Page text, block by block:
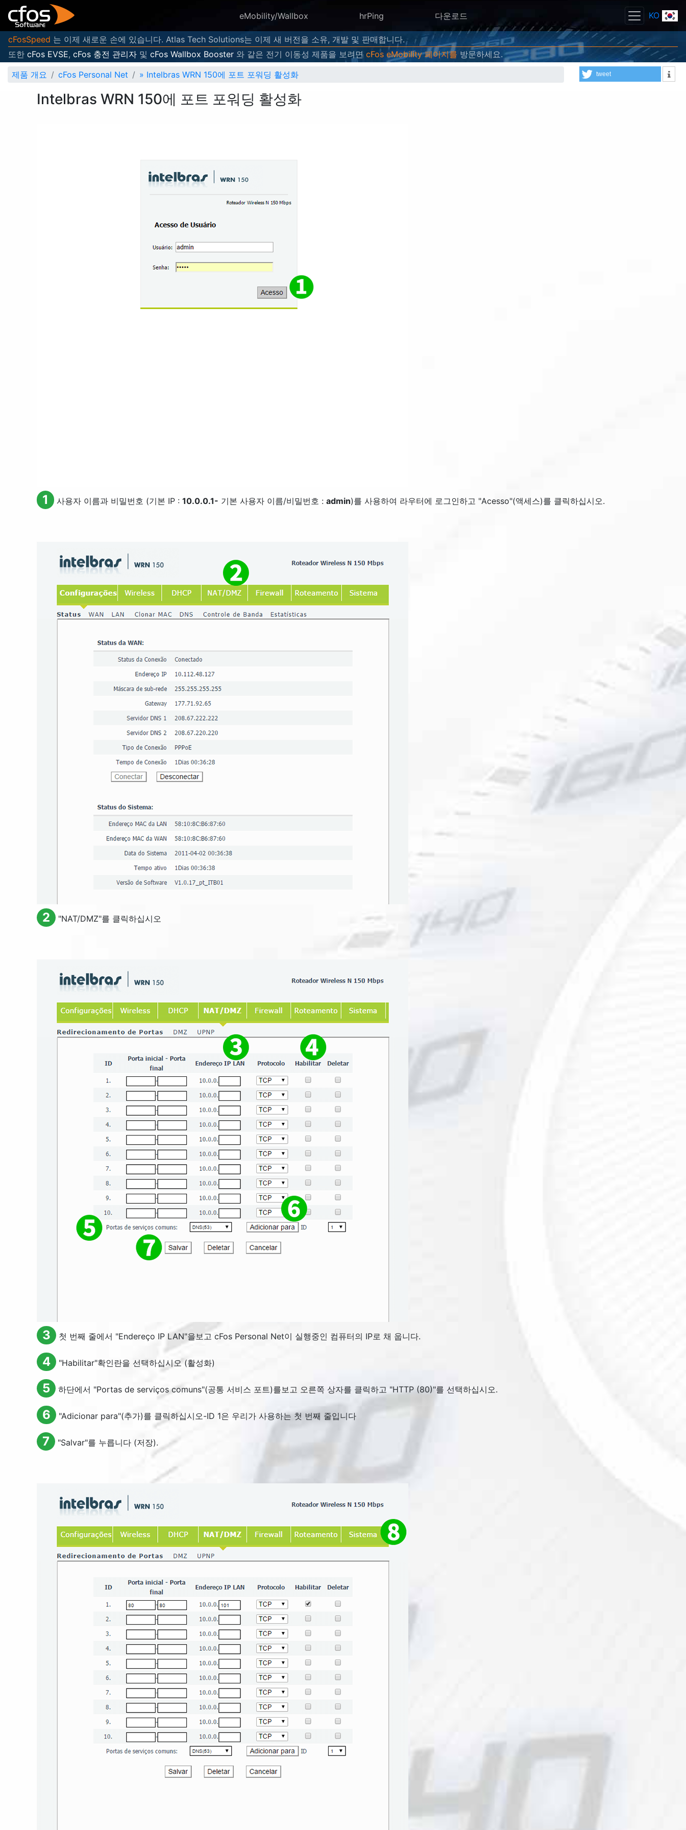
eMobility/Wallbox hrPing 다운로드 KO
cFosSpeed 는 이제 새로운 손에 있습니다. Atlas Tech Solutions는 이제 새 버전을 소유, 개발 및 판매합니다.
또한 cFos EVSE, cFos 충전 관리자 및 cFos Wallbox Booster 와 같은 전기 이동성 제품을 보려면 cFos eMobility 페이지를 방문하세요.
제품 개요
cFos Personal Net » Intelbras WRN 150에 포트 포워딩 활성화 tweet
Intelbras WRN 150에 포트 포워딩 활성화
1 사용자 이름과 비밀번호 (기본 IP : 10.0.0.1- 기본 사용자 이름/비밀번호 : admin)를 사용하여 라우터에 로그인하고 "Acesso"(액세스)를 클릭하십시오.
2 "NAT/DMZ"를 클릭하십시오
3 첫 번째 줄에서 "Endereço IP LAN"을보고 cFos Personal Net이 실행중인 컴퓨터의 IP로 채 웁니다.
4 "Habilitar"확인란을 선택하십시오 (활성화)
5 하단에서 "Portas de serviços comuns"(공통 서비스 포트)를보고 오른쪽 상자를 클릭하고 "HTTP (80)"를 선택하십시오.
6 "Adicionar para"(추가)를 클릭하십시오-ID 1은 우리가 사용하는 첫 번째 줄입니다
7 "Salvar"를 누릅니다 (저장).